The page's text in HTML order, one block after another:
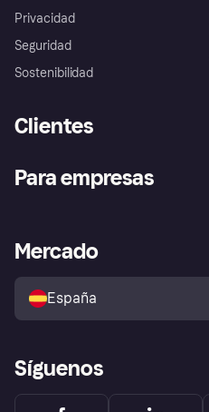
Privacidad
Seguridad
Sostenibilidad
Clientes
Inicio de sesión
Directorio de tiendas
Política de protección al
comprador de Klarna
Reclamaciones
Para empresas
Acceso empresas
Mercado
España
Síguenos